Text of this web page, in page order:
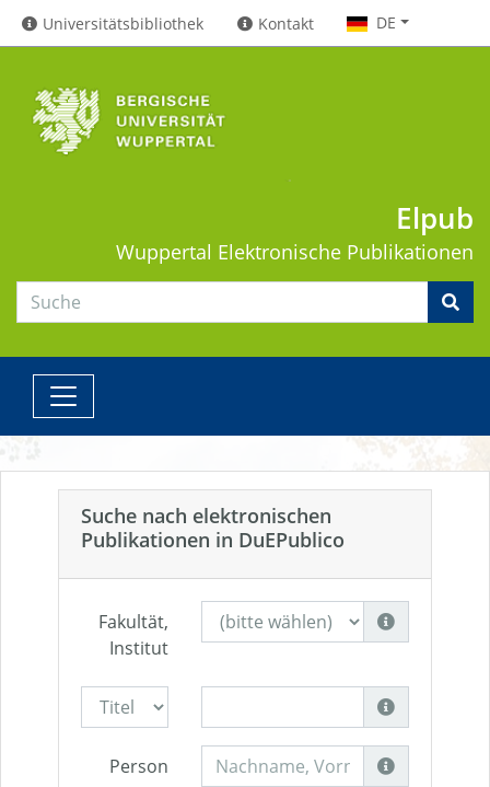
Universitätsbibliothek Kontakt DE
Elpub
Wuppertal Elektronische Publikationen
Suche nach elektronischen
Publikationen in DuEPublico
Fakultät,
Institut
Person